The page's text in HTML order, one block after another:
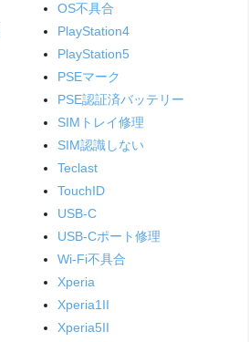
OS不具合
PlayStation4
PlayStation5
PSEマーク
PSE認証済バッテリー
SIMトレイ修理
SIM認識しない
Teclast
TouchID
USB-C
USB-Cポート修理
Wi-Fi不具合
Xperia
Xperia1II
Xperia5II